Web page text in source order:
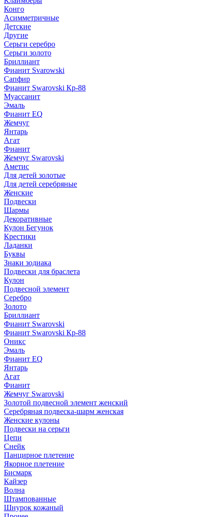
Конго
Асимметричные
Детские
Другие
Серьги серебро
Серьги золото
Бриллиант
Фианит Svarowski
Сапфир
Фианит Swarovski Кр-88
Муассанит
Эмаль
Фианит EQ
Жемчуг
Янтарь
Агат
Фианит
Жемчуг Swarovski
Аметис
Для детей золотые
Для детей серебряные
Женские
Подвески
Шармы
Декоративные
Кулон Бегунок
Крестики
Ладанки
Буквы
Знаки зодиака
Подвески для браслета
Кулон
Подвесной элемент
Серебро
Золото
Бриллиант
Фианит Swarovski
Фианит Swarovski Кр-88
Оникс
Эмаль
Фианит EQ
Янтарь
Агат
Фианит
Жемчуг Swarovski
Золотой подвесной элемент женcкий
Серебряная подвеска-шарм женская
Женские кулоны
Подвески на серьги
Цепи
Снейк
Панцирное плетение
Якорное плетение
Бисмарк
Кайзер
Волна
Штампованные
Шнурок кожаный